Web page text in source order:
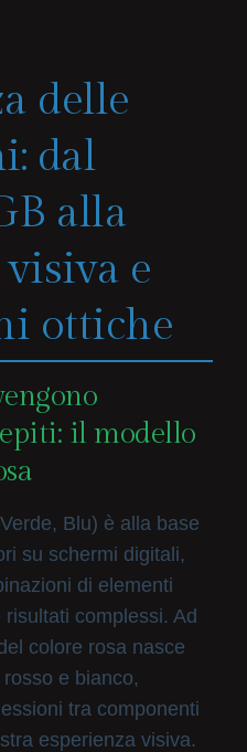
delle
dal
alla
e
ottiche
il modello
Blu) è alla base
su schermi digitali,
di elementi
complessi. Ad
colore rosa nasce
e bianco,
tra componenti
esperienza visiva.